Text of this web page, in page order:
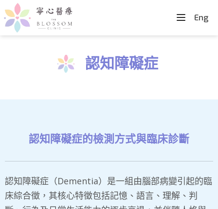
Eng
認知障礙症
認知障礙症的檢測方式與臨床診斷
認知障礙症（Dementia）是一組由腦部病變引起的臨
床綜合徵，其核心特徵包括記憶、語言、理解、判